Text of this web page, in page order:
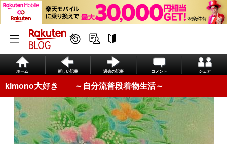
ホーム 新しい記事 過去の記事 コメント シェア
kimono大好き ～自分流普段着物生活～